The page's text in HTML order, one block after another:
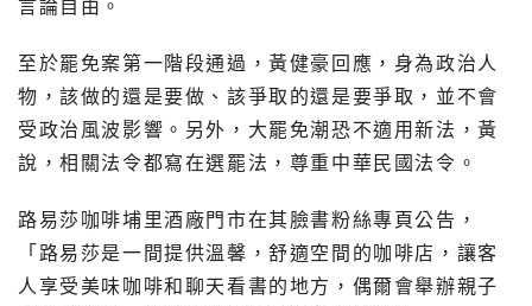
言論自由。
至於罷免案第一階段通過，黃健豪回應，身為政治人
物，該做的還是要做、該爭取的還是要爭取，並不會
受政治風波影響。另外，大罷免潮恐不適用新法，黃
說，相關法令都寫在選罷法，尊重中華民國法令。
路易莎咖啡埔里酒廠門市在其臉書粉絲專頁公告，
「路易莎是一間提供溫馨，舒適空間的咖啡店，讓客
人享受美味咖啡和聊天看書的地方，偶爾會舉辦親子